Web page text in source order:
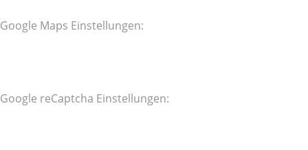
Google Maps Einstellungen:
Google reCaptcha Einstellungen: